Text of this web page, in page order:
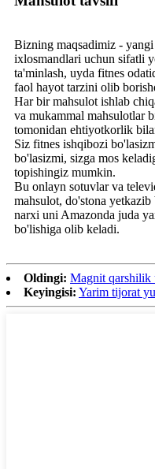
Bizning maqsadimiz -
ixlosmandlari uchun sifatli
ta'minlash, uyda fitnes
faol hayot tarzini olib
Har bir mahsulot ishlab
va mukammal mahsulotlar
tomonidan ehtiyotkorlik
Siz fitnes ishqibozi
bo'lasizmi, sizga mos
topishingiz mumkin.
Bu onlayn sotuvlar va
mahsulot, do'stona
narxi uni Amazonda juda
bo'lishiga olib keladi.
Oldingi: Magnit qarshilik
Keyingisi: Yarim tijorat